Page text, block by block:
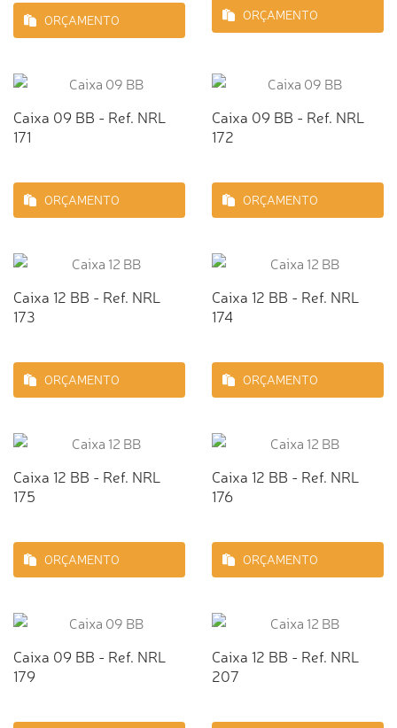
ORÇAMENTO ORÇAMENTO
Caixa 09 BB - Ref. NRL
171
ORÇAMENTO
Caixa 09 BB - Ref. NRL
172
ORÇAMENTO
Caixa 12 BB - Ref. NRL
173
ORÇAMENTO
Caixa 12 BB - Ref. NRL
174
ORÇAMENTO
Caixa 12 BB - Ref. NRL
175
ORÇAMENTO
Caixa 12 BB - Ref. NRL
176
ORÇAMENTO
Caixa 09 BB - Ref. NRL
179
Caixa 12 BB - Ref. NRL
207